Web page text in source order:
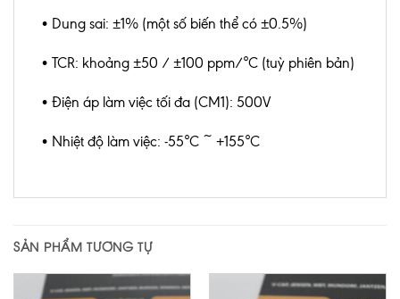
• Dung sai: ±1% (một số biến thể có ±0.5%)
• TCR: khoảng ±50 / ±100 ppm/°C (tuỳ phiên bản)
• Điện áp làm việc tối đa (CM1): 500V
• Nhiệt độ làm việc: -55°C ~ +155°C
SẢN PHẨM TƯƠNG TỰ